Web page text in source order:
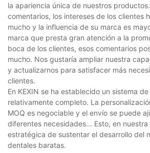
la apariencia única de nuestros
comentarios, los intereses de los clientes
mucho y la influencia de su marca es
marca que presta gran atención a la
boca de los clientes, esos comentarios
mucho. Nos gustaría ampliar nuestra
y actualizarnos para satisfacer más
clientes.
En KEXIN se ha establecido un sistema
relativamente completo. La
MOQ es negociable y el envío se puede
diferentes necesidades... Esto, en
estratégica de sustentar el desarrollo del
dentales baratas.